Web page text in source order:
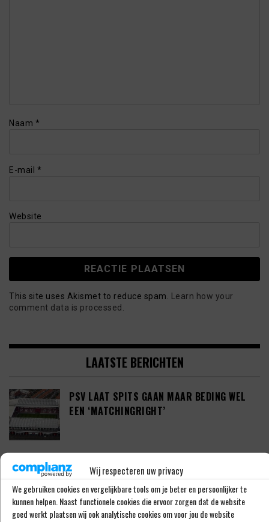
Wij respecteren uw privacy
We gebruiken cookies en vergelijkbare tools om je beter en persoonlijker te
kunnen helpen. Naast functionele cookies die ervoor zorgen dat de website
goed werkt plaatsen wij ook analytische cookies om voor jou de website
Naam *
E-mail *
Website
This site uses Akismet to reduce spam.
Learn how your
comment data is processed.
LAATSTE BERICHTEN
PSV LAAT SPITS GAAN MAAR BEDING WEL
EEN ‘MATCHINGRIGHT’
‘PSV IN ONDERHANDELING MET HET
SCHOTSE RANGERS FC’